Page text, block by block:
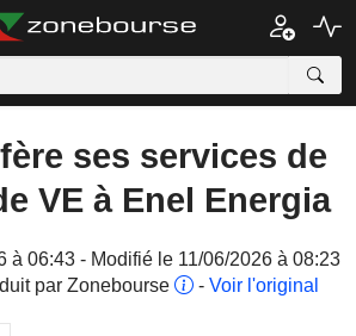
ses services de
VE à Enel Energia
à 06:43 - Modifié le 11/06/2026 à 08:23
par Zonebourse
- Voir l'original